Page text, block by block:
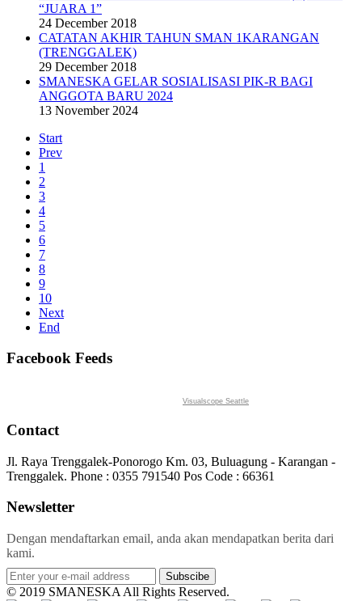
“JUARA 1”
24 December 2018
CATATAN AKHIR TAHUN SMAN 1KARANGAN
(TRENGGALEK)
29 December 2018
SMANESKA GELAR SOSIALISASI PIK-R BAGI
ANGGOTA BARU 2024
13 November 2024
Start
Prev
1
2
3
4
5
6
7
8
9
10
Next
End
Facebook Feeds
Visualscope Seattle
Contact
Jl. Raya Trenggalek-Ponorogo Km. 03, Buluagung - Karangan -
Trenggalek. Phone : 0355 791540 Pos Code : 66361
Newsletter
Dengan mendaftarkan email, anda akan mendapatkan berita dari
kami.
Subscibe
© 2019 SMANESKA All Rights Reserved.